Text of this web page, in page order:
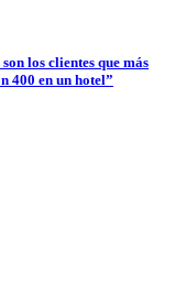
los clientes que más
400 en un hotel”